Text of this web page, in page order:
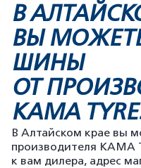
В
ВЫ
ШИНЫ
ОТ
KAMA
В Алтайском крае вы
производителя KAMA
к вам дилера, адрес